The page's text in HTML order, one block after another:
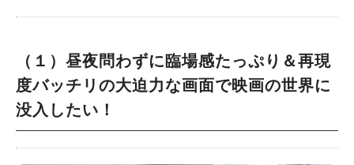
（１）昼夜問わずに臨場感たっぷり＆再現
度バッチリの大迫力な画面で映画の世界に
没入したい！